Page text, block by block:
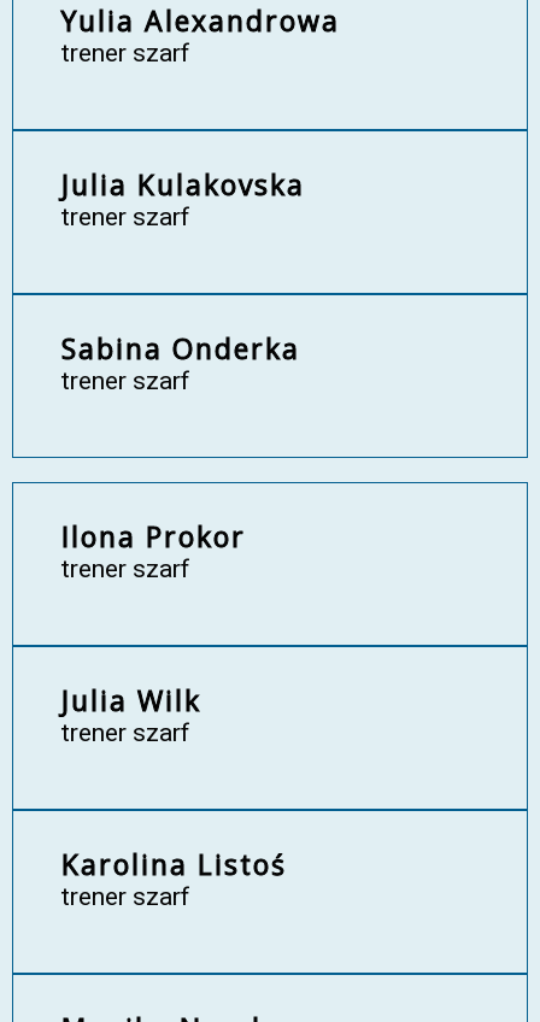
Yulia Alexandrowa
trener szarf
Julia Kulakovska
trener szarf
Sabina Onderka
trener szarf
Ilona Prokor
trener szarf
Julia Wilk
trener szarf
Karolina Listoś
trener szarf